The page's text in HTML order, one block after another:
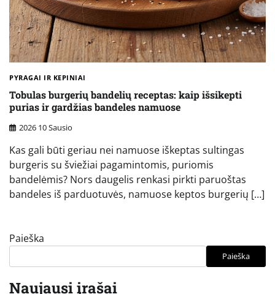
PYRAGAI IR KEPINIAI
Tobulas burgerių bandelių receptas: kaip išsikepti
purias ir gardžias bandeles namuose
2026 10 Sausio
Kas gali būti geriau nei namuose iškeptas sultingas
burgeris su šviežiai pagamintomis, puriomis
bandelėmis? Nors daugelis renkasi pirkti paruoštas
bandeles iš parduotuvės, namuose keptos burgerių […]
Paieška
Paieška
Naujausi įrašai